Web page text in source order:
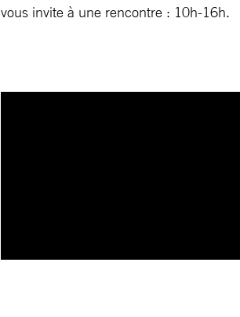
vous invite à une rencontre : 10h-16h.